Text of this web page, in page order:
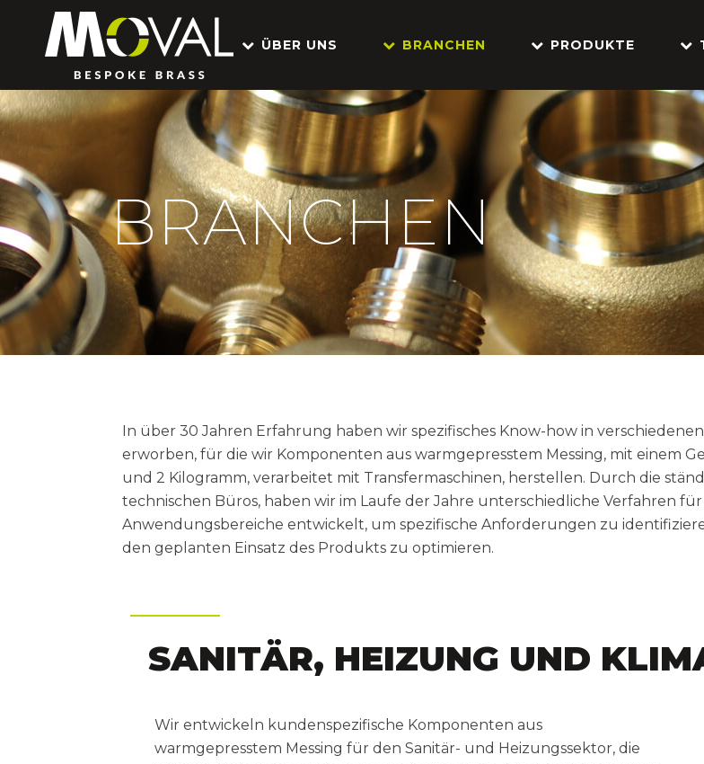
ÜBER UNS BRANCHEN PRODUKTE
BRANCHEN
In über 30 Jahren Erfahrung haben wir spezifisches Know-how in
erworben, für die wir Komponenten aus warmgepresstem Messing, mit einem
und 2 Kilogramm, verarbeitet mit Transfermaschinen, herstellen. Durch die
technischen Büros, haben wir im Laufe der Jahre unterschiedliche Verfahren
Anwendungsbereiche entwickelt, um spezifische Anforderungen zu
den geplanten Einsatz des Produkts zu optimieren.
SANITÄR, HEIZUNG UND
Wir entwickeln kundenspezifische Komponenten aus
warmgepresstem Messing für den Sanitär- und Heizungssektor, die